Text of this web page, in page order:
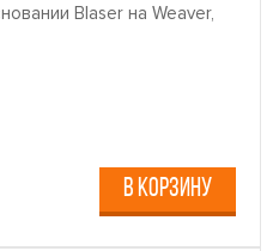
Blaser на Weaver,
В КОРЗИНУ